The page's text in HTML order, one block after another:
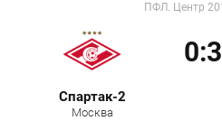
ПФЛ. Центр
Спартак-2
Москва
0:3